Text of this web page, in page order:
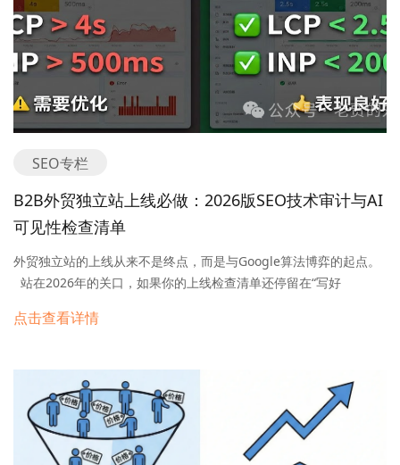
SEO专栏
B2B外贸独立站上线必做：2026版SEO技术审计与AI
可见性检查清单
外贸独立站的上线从来不是终点，而是与Google算法博弈的起点。
站在2026年的关口，如果你的上线检查清单还停留在“写好
的网站在诞生之初就已经输了一半。根据Gemini 3.0和最新的
排名”转向了“实体权威度”和“AI可见性”（GEO）。 这是一份结合了
传统技术SEO与最新AI搜索趋势的深度上线检查清单。它不教你废
话，只列那些真正决定你能否被收录、能否被信任的核心动作。 第
一层：生死基建（Technical SEO 2026标准） 这一层做不好，你
的网站在Google眼里就是一座“危房”。 1. 索引与爬取规则（给机
点击查看详情